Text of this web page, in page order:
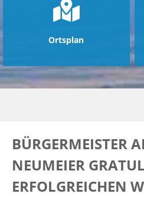
Ortsplan
BÜRGERMEISTER
NEUMEIER
ERFOLGREICHEN